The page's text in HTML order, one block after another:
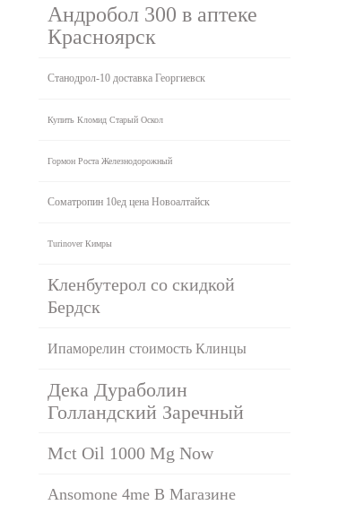
Андробол 300 в аптеке
Красноярск
Станодрол-10 доставка Георгиевск
Купить Кломид Старый Оскол
Гормон Роста Железнодорожный
Cоматропин 10ед цена Новоалтайск
Turinover Кимры
Кленбутерол со скидкой
Бердск
Ипаморелин стоимость Клинцы
Дека Дураболин
Голландский Заречный
Mct Oil 1000 Mg Now
Ansomone 4me В Магазине